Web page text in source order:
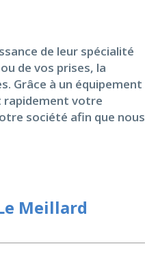
de leur spécialité
de vos prises, la
Grâce à un équipement
rapidement votre
société afin que nous
Meillard